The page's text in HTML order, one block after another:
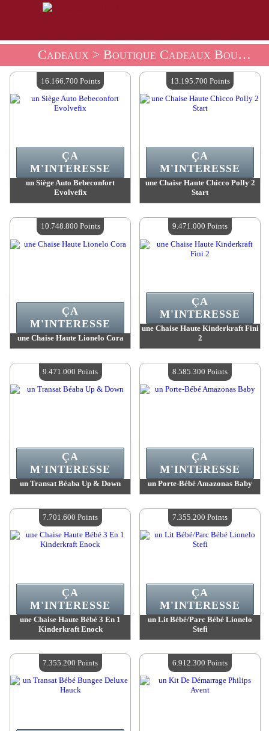
Cadeaux > Boutique Cadeaux Bouts D'Chou
un Siège Auto Bebeconfort
Evolvefix
Quantité Disponible :4
ÇA
M'INTERESSE
16.166.700 Points
une Chaise Haute Chicco Polly 2
Start
Quantité Disponible :4
ÇA
M'INTERESSE
13.195.700 Points
une Chaise Haute Lionelo Cora
Quantité Disponible :4
ÇA
M'INTERESSE
10.748.800 Points
une Chaise Haute Kinderkraft Fini
2
Quantité Disponible :4
ÇA
M'INTERESSE
9.471.000 Points
un Transat Béaba Up & Down
Quantité Disponible :4
ÇA
M'INTERESSE
9.471.000 Points
un Porte-Bébé Amazonas Baby
Quantité Disponible :4
ÇA
M'INTERESSE
8.585.300 Points
une Chaise Haute Bébé 3 En 1
Kinderkraft Enock
Quantité Disponible :4
ÇA
M'INTERESSE
7.701.600 Points
un Lit Bébé/Parc Bébé Lionelo
Stefi
Quantité Disponible :4
ÇA
M'INTERESSE
7.355.200 Points
7.355.200 Points 6.912.300 Points